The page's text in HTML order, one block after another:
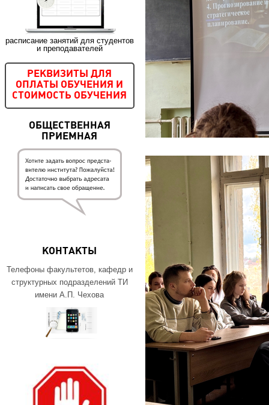
расписание занятий для студентов
и преподавателей
РЕКВИЗИТЫ ДЛЯ
ОПЛАТЫ ОБУЧЕНИЯ И
СТОИМОСТЬ ОБУЧЕНИЯ
ОБЩЕСТВЕННАЯ
ПРИЕМНАЯ
КОНТАКТЫ
Телефоны факультетов, кафедр и
структурных подразделений ТИ
имени А.П. Чехова